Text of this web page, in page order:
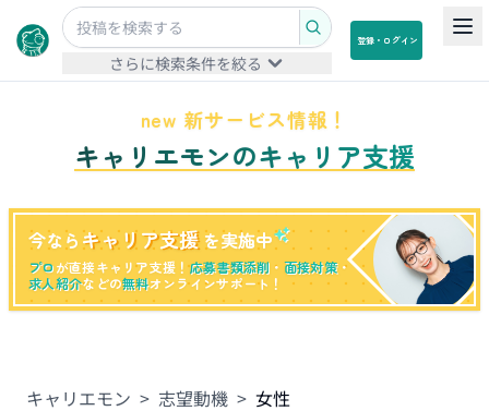
さらに検索条件を絞る
登録・ログイン
new 新サービス情報！
キャリエモンのキャリア支援
今なら キャリア支援 を実施中
プロが直接キャリア支援！応募書類添削 ・ 面接対策・
求人紹介などの無料オンラインサポート！
キャリエモン > 志望動機 > 女性